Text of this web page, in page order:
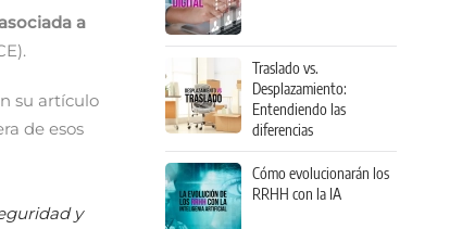
a
su artículo
de esos
y
Traslado vs.
Desplazamiento:
Entendiendo las
diferencias
Cómo evolucionarán los
RRHH con la IA